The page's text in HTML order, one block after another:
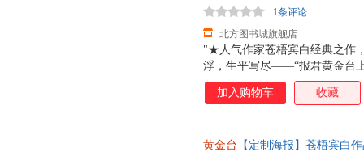
"★人气作家苍梧宾白经典之作
浮，生平写尽——“报君黄金台
负天下人，他不负他★凡有所
哭，十二载光阴，岁如长河，
北方图书城旗舰店
1条评论
加入购物车 收藏
黄金台 【定制海报】苍梧宾白